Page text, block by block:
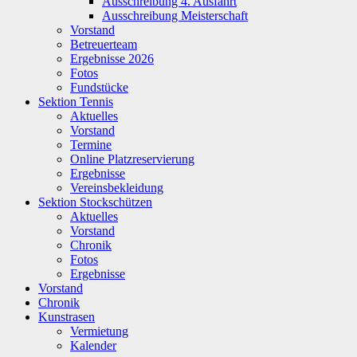
Ausschreibung Meisterschaft
Vorstand
Betreuerteam
Ergebnisse 2026
Fotos
Fundstücke
Sektion Tennis
Aktuelles
Vorstand
Termine
Online Platzreservierung
Ergebnisse
Vereinsbekleidung
Sektion Stockschützen
Aktuelles
Vorstand
Chronik
Fotos
Ergebnisse
Vorstand
Chronik
Kunstrasen
Vermietung
Kalender